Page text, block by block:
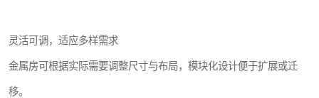
灵活可调，适应多样需求
金属房可根据实际需要调整尺寸与布局，模块化设计便于扩展或迁
移。